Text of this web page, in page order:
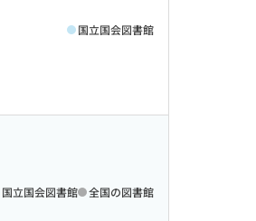
国立国会図書館
国立国会図書館 全国の図書館